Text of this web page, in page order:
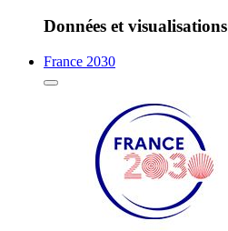
Données et visualisations
France 2030